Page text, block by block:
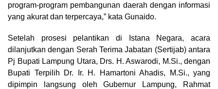
program-program pembangunan daerah dengan informasi
yang akurat dan terpercaya,” kata Gunaido.
Setelah prosesi pelantikan di Istana Negara, acara
dilanjutkan dengan Serah Terima Jabatan (Sertijab) antara
Pj Bupati Lampung Utara, Drs. H. Aswarodi, M.Si., dengan
Bupati Terpilih Dr. Ir. H. Hamartoni Ahadis, M.Si., yang
dipimpin langsung oleh Gubernur Lampung, Rahmat